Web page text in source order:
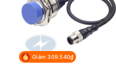
Giảm 309.540₫